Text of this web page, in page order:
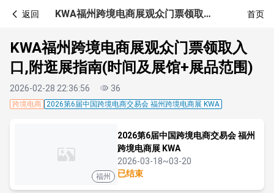
返回 KWA福州跨境电商展观众门票领取入口,附逛展指南(时间及展馆+展品范围) 首页
KWA福州跨境电商展观众门票领取入
口,附逛展指南(时间及展馆+展品范围)
2026-02-28 22:36:56 36
跨境电商 2026第6届中国跨境电商交易会 福州跨境电商展 KWA
福州
2026第6届中国跨境电商交易会 福州
跨境电商展 KWA
2026-03-18~03-20
已结束